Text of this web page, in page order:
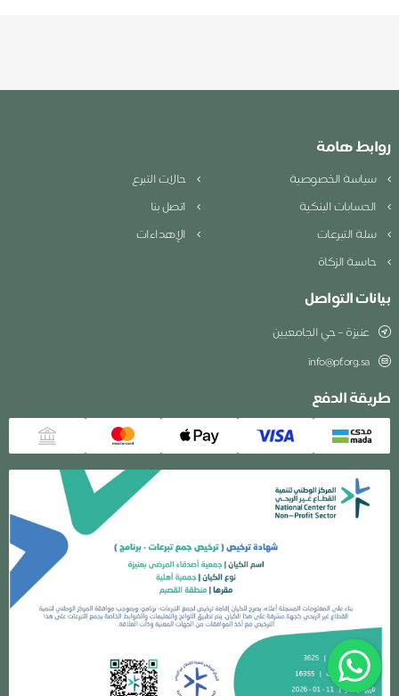
روابط هامة
سياسة الخصوصية
حالات التبرع
الحسابات البنكية
اتصل بنا
سلة التبرعات
الإهداءات
حاسبة الزكاة
بيانات التواصل
عنيزة – حي الجامعيين
info@pf.org.sa
طريقة الدفع